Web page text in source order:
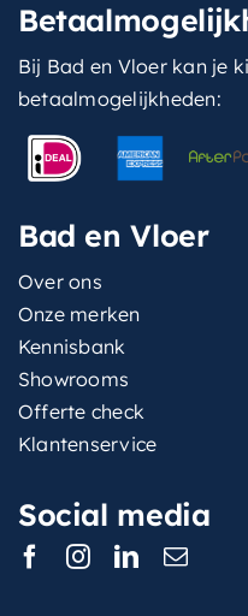
Bij Bad en Vloer kan je
betaalmogelijkheden:
Bad en Vloer
Over ons
Onze merken
Kennisbank
Showrooms
Offerte check
Klantenservice
Social media